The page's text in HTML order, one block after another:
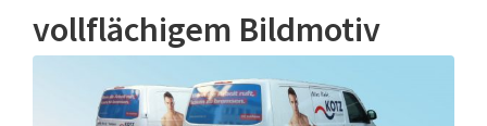
vollflächigem Bildmotiv